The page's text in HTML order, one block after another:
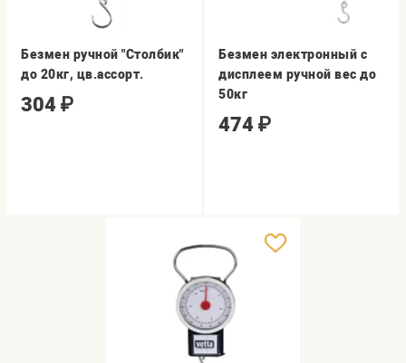
Безмен ручной "Столбик"
до 20кг, цв.ассорт.
304 ₽
Безмен электронный с
дисплеем ручной вес до
50кг
474 ₽